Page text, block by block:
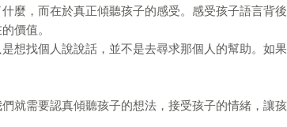
麼，而在於真正傾聽孩子的感受。感受孩子語言背
價值。
想找個人說說話，並不是去尋求那個人的幫助。如
就需要認真傾聽孩子的想法，接受孩子的情緒，讓